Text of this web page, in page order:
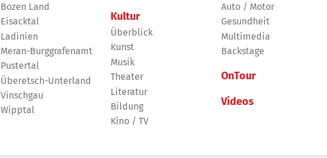
Bozen Land
Eisacktal
Ladinien
Meran-Burggrafenamt
Pustertal
Überetsch-Unterland
Vinschgau
Wipptal
Kultur
Überblick
Kunst
Musik
Theater
Literatur
Bildung
Kino / TV
Auto / Motor
Gesundheit
Multimedia
Backstage
OnTour
Videos